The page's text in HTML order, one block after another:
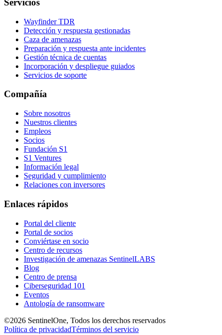
Servicios
Wayfinder TDR
Detección y respuesta gestionadas
Caza de amenazas
Preparación y respuesta ante incidentes
Gestión técnica de cuentas
Incorporación y despliegue guiados
Servicios de soporte
Compañía
Sobre nosotros
Nuestros clientes
Empleos
Socios
Fundación S1
S1 Ventures
Información legal
Seguridad y cumplimiento
Relaciones con inversores
Enlaces rápidos
Portal del cliente
Portal de socios
Conviértase en socio
Centro de recursos
Investigación de amenazas SentinelLABS
Blog
Centro de prensa
Ciberseguridad 101
Eventos
Antología de ransomware
©2026 SentinelOne, Todos los derechos reservados
Política de privacidadTérminos del servicio